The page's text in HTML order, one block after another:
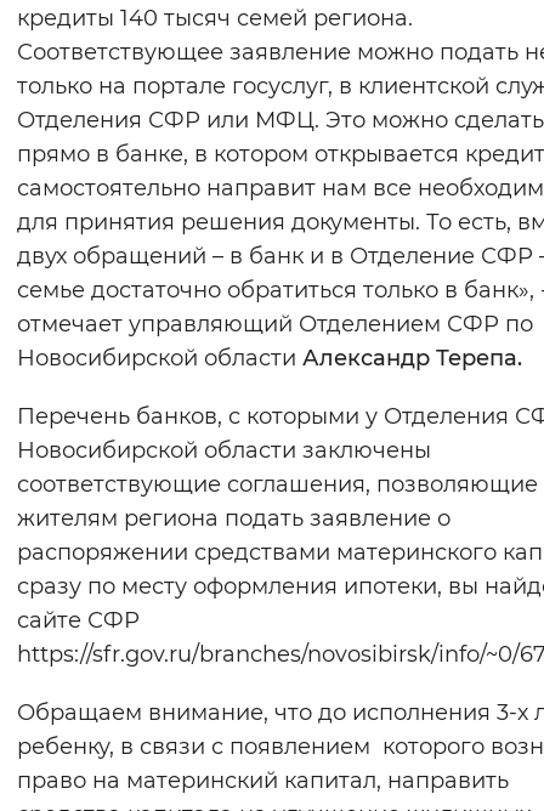
кредиты 140 тысяч семей региона.
Соответствующее заявление можно подать
только на портале госуслуг, в клиентской
Отделения СФР или МФЦ. Это можно сделать
прямо в банке, в котором открывается
самостоятельно направит нам все
для принятия решения документы. То есть,
двух обращений – в банк и в Отделение СФР
семье достаточно обратиться только в банк»,
отмечает управляющий Отделением СФР по
Новосибирской области Александр Терепа.
Перечень банков, с которыми у Отделения
Новосибирской области заключены
соответствующие соглашения, позволяющие
жителям региона подать заявление о
распоряжении средствами материнского
сразу по месту оформления ипотеки, вы
сайте СФР
https://sfr.gov.ru/branches/novosibirsk/info/~0/
Обращаем внимание, что до исполнения 3-х
ребенку, в связи с появлением которого
право на материнский капитал, направить